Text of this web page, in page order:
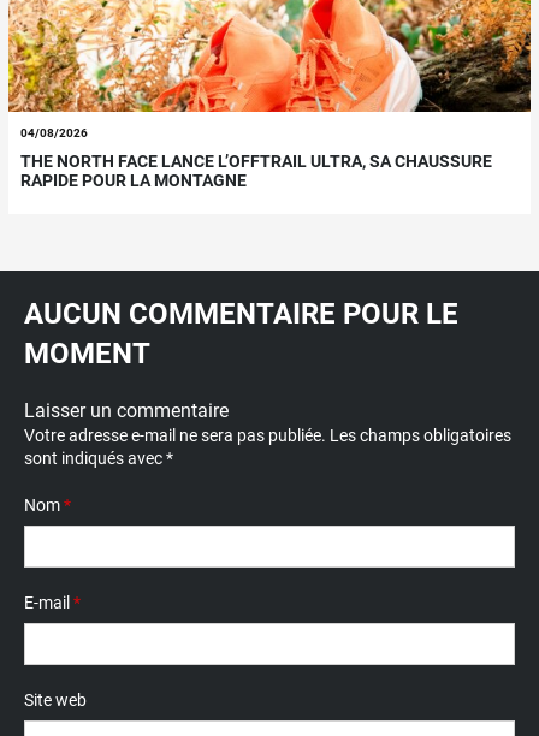
04/08/2026
THE NORTH FACE LANCE L’OFFTRAIL ULTRA, SA CHAUSSURE
RAPIDE POUR LA MONTAGNE
AUCUN COMMENTAIRE POUR LE
MOMENT
Laisser un commentaire
Votre adresse e-mail ne sera pas publiée. Les champs obligatoires
sont indiqués avec*
Nom*
E-mail *
Site web